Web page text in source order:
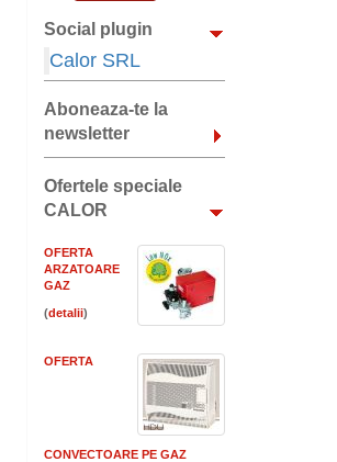
Social plugin
Calor SRL
Aboneaza-te la
newsletter
Ofertele speciale
CALOR
OFERTA
ARZATOARE
GAZ
( )
OFERTA
CONVECTOARE PE GAZ